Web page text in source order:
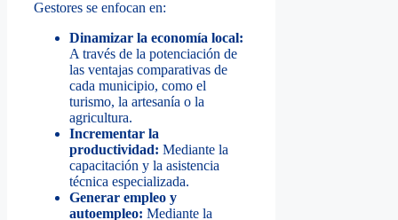
Gestores se enfocan en:
Dinamizar la economía local:
A través de la potenciación de
las ventajas comparativas de
cada municipio, como el
turismo, la artesanía o la
agricultura.
Incrementar la
productividad: Mediante la
capacitación y la asistencia
técnica especializada.
Generar empleo y
autoempleo: Mediante la